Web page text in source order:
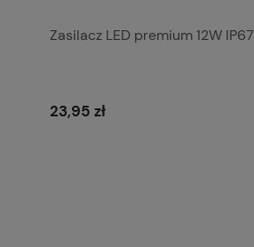
Zasilacz LED premium 12W IP67
23,95 zł